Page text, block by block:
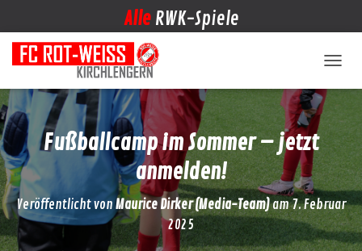
Alle RWK-Spiele
Fußballcamp im Sommer – jetzt
anmelden!
Veröffentlicht von Maurice Dirker (Media-Team)am7. Februar
2025